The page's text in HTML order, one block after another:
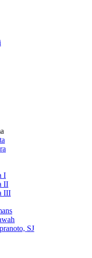
I
II
III
SJ